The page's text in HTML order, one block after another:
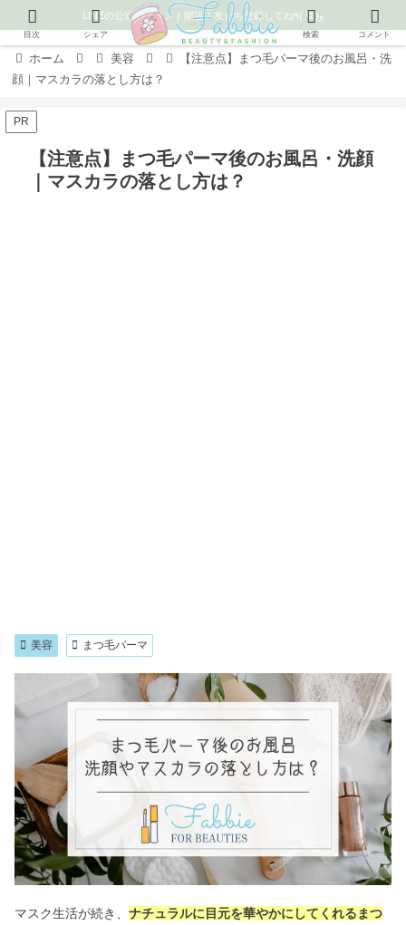
LINEの公式アカウント開設！友だち登録してね٩( ᐛ )و
ホーム 美容
【注意点】まつ毛パーマ後のお風呂・洗
顔｜マスカラの落とし方は？
PR
【注意点】まつ毛パーマ後のお風呂・洗顔
｜マスカラの落とし方は？
美容 まつ毛パーマ
マスク生活が続き、 ナチュラルに目元を華やかにしてくれるまつ
目次 シェア 検索 コメント